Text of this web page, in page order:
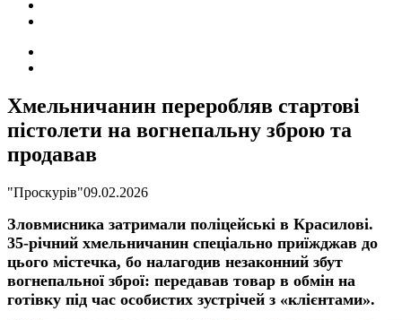
Хмельничанин переробляв стартові
пістолети на вогнепальну зброю та
продавав
"Проскурів"09.02.2026
Зловмисника затримали поліцейські в Красилові.
35-річний хмельничанин спеціально приїжджав до
цього містечка, бо налагодив незаконний збут
вогнепальної зброї: передавав товар в обмін на
готівку під час особистих зустрічей з «клієнтами».